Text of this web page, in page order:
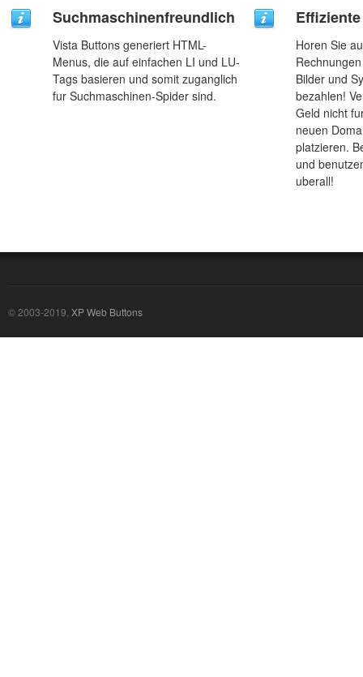
Suchmaschinenfreundlich
Vista Buttons generiert HTML-
Menus, die auf einfachen LI und LU-
Tags basieren und somit zuganglich
fur Suchmaschinen-Spider sind.
Horen Sie
Bilder und
bezahlen!
Geld nicht
neuen
platzieren.
und
uberall!
© 2003-2019, XP Web Buttons